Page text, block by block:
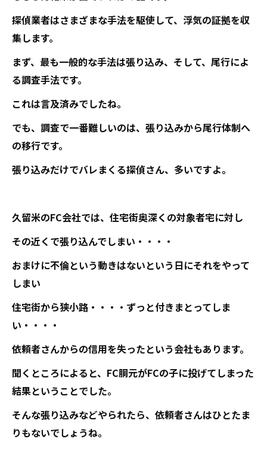
探偵業者はさまざまな手法を駆使して、浮気の証拠を収
集します。
まず、最も一般的な手法は張り込み、そして、尾行によ
る調査手法です。
これは言及済みでしたね。
でも、調査で一番難しいのは、張り込みから尾行体制へ
の移行です。
張り込みだけでバレまくる探偵さん、多いですよ。
久留米のFC会社では、住宅街奥深くの対象者宅に対し
その近くで張り込んでしまい・・・・
おまけに不倫という動きはないという日にそれをやって
しまい
住宅街から狭小路・・・・ずっと付きまとってしま
い・・・・
依頼者さんからの信用を失ったという会社もあります。
聞くところによると、FC胴元がFCの子に投げてしまった
結果ということでした。
そんな張り込みなどやられたら、依頼者さんはひとたま
りもないでしょうね。